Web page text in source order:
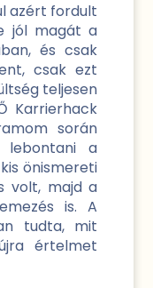
azért fordult
jól magát a
és csak
csak ezt
teljesen
Karrierhack
során
lebontani a
önismereti
volt, majd a
is. A
tudta, mit
értelmet